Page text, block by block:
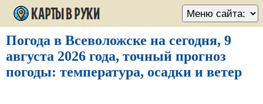
Погода в Всеволожске на сегодня, 9
августа 2026 года, точный прогноз
погоды: температура, осадки и ветер